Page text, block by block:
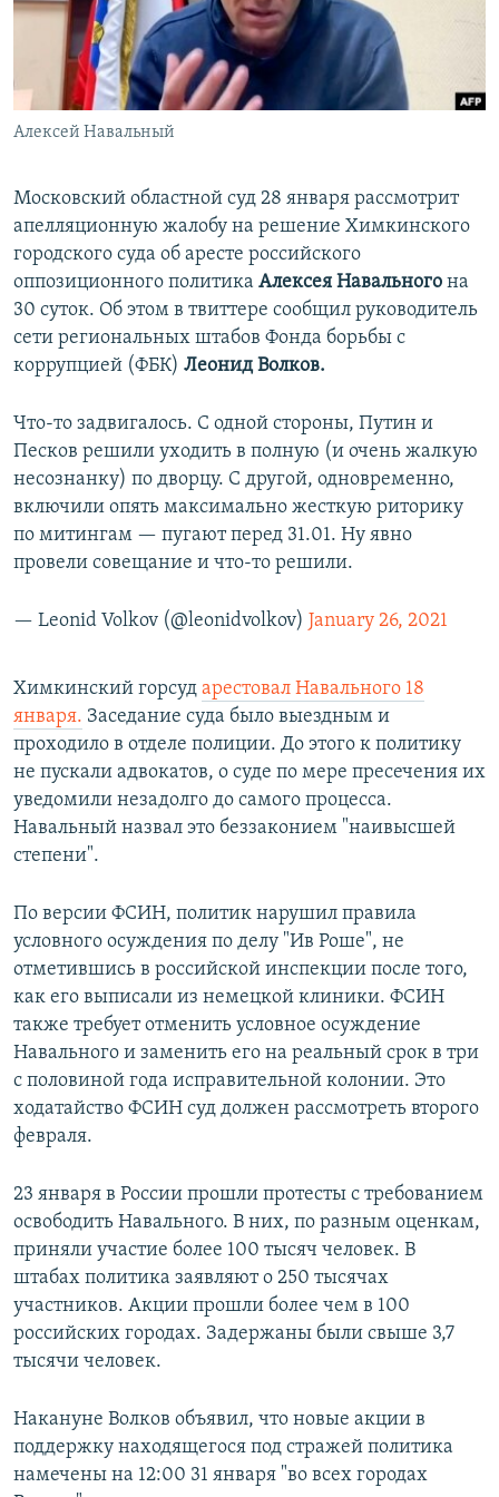
ПОБЕДИТЕЛЕЙ НЕ СУДЯТ?
КРЫМ.НЕПОКОРЕННЫЙ
ELIFBE
УКРАИНСКАЯ ПРОБЛЕМА КРЫМА
ПРИСОЕДИНЯЙТЕСЬ!
Алексей Навальный
Московский областной суд 28 января рассмотрит
апелляционную жалобу на решение Химкинского
городского суда об аресте российского
оппозиционного политика Алексея Навального на
30 суток. Об этом в твиттере сообщил руководитель
сети региональных штабов Фонда борьбы с
коррупцией (ФБК) Леонид Волков.
Что-то задвигалось. С одной стороны, Путин и
Песков решили уходить в полную (и очень жалкую
несознанку) по дворцу. С другой, одновременно,
включили опять максимально жесткую риторику
по митингам — пугают перед 31.01. Ну явно
провели совещание и что-то решили.
— Leonid Volkov (@leonidvolkov) January 26, 2021
Химкинский горсуд арестовал Навального 18
января. Заседание суда было выездным и
проходило в отделе полиции. До этого к политику
не пускали адвокатов, о суде по мере пресечения их
уведомили незадолго до самого процесса.
Навальный назвал это беззаконием "наивысшей
степени".
По версии ФСИН, политик нарушил правила
условного осуждения по делу "Ив Роше", не
отметившись в российской инспекции после того,
как его выписали из немецкой клиники. ФСИН
также требует отменить условное осуждение
Навального и заменить его на реальный срок в три
с половиной года исправительной колонии. Это
ходатайство ФСИН суд должен рассмотреть второго
февраля.
23 января в России прошли протесты с требованием
освободить Навального. В них, по разным оценкам,
приняли участие более 100 тысяч человек. В
штабах политика заявляют о 250 тысячах
участников. Акции прошли более чем в 100
российских городах. Задержаны были свыше 3,7
тысячи человек.
Накануне Волков объявил, что новые акции в
поддержку находящегося под стражей политика
намечены на 12:00 31 января "во всех городах